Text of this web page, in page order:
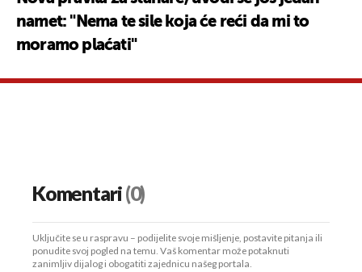
namet: "Nema te sile koja će reći da mi to
moramo plaćati"
Komentari(0)
Uključite se u raspravu – podijelite svoje mišljenje, postavite pitanja ili
ponudite svoj pogled na temu. Vaš komentar može potaknuti
zanimljiv dijalog i obogatiti zajednicu našeg portala.